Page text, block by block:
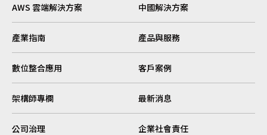
AWS 雲端解決方案 中國解決方案
產業指南 產品與服務
數位整合應用 客戶案例
架構師專欄 最新消息
公司治理 企業社會責任